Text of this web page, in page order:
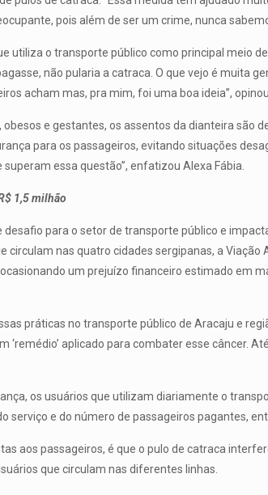
pois além de ser um crime, nunca
utiliza o transporte público como principal meio
não pularia a catraca. O que vejo é muita
acham mas, pra mim, foi uma boa ideia”,
e gestantes, os assentos da dianteira são
para os passageiros, evitando situações
essa questão”, enfatizou Alexa Fábia.
1,5 milhão
desafio para o setor de transporte público e
circulam nas quatro cidades sergipanas, a
um prejuízo financeiro estimado em
práticas no transporte público de Aracaju e
‘remédio’ aplicado para combater esse
os usuários que utilizam diariamente o
serviço e do número de passageiros pagantes,
aos passageiros, é que o pulo de catraca
que circulam nas diferentes linhas.